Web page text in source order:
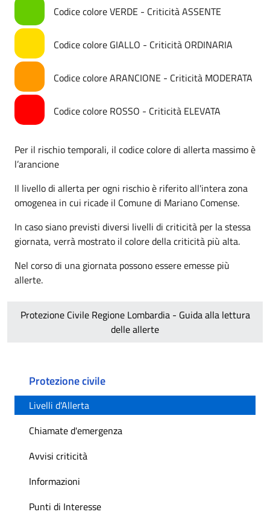
Codice colore VERDE - Criticità ASSENTE
Codice colore GIALLO - Criticità ORDINARIA
Codice colore ARANCIONE - Criticità MODERATA
Codice colore ROSSO - Criticità ELEVATA
Per il rischio temporali, il codice colore di allerta massimo è
l’arancione
Il livello di allerta per ogni rischio è riferito all'intera zona
omogenea in cui ricade il Comune di Mariano Comense.
In caso siano previsti diversi livelli di criticità per la stessa
giornata, verrà mostrato il colore della criticità più alta.
Nel corso di una giornata possono essere emesse più
allerte.
Protezione Civile Regione Lombardia - Guida alla lettura
delle allerte
Protezione civile
Livelli d'Allerta
Chiamate d'emergenza
Avvisi criticità
Informazioni
Punti di Interesse